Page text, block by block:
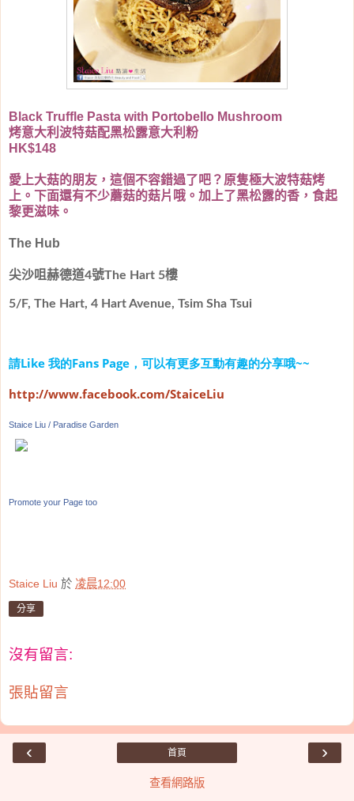
Black Truffle Pasta with Portobello Mushroom
烤意大利波特菇配黑松露意大利粉
HK$148
愛上大菇的朋友，這個不容錯過了吧？原隻極大波特菇烤
上。下面還有不少蘑菇的菇片哦。加上了黑松露的香，食起
黎更滋味。
The Hub
尖沙咀赫德道4號The Hart 5樓
5/F, The Hart, 4 Hart Avenue, Tsim Sha Tsui
請Like 我的Fans Page ，可以有更多互動有趣的分享哦~~
http://www.facebook.com/StaiceLiu
Staice Liu / Paradise Garden
Promote your Page too
Staice Liu 於 凌晨12:00
分享
沒有留言:
張貼留言
‹ ›
首頁
查看網路版